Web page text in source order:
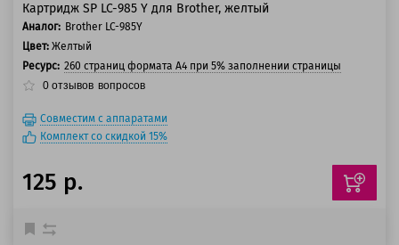
Картридж SP LC-985 Y для Brother, желтый
Аналог: Brother LC-985Y
Цвет: Желтый
Ресурс: 260 страниц формата А4 при 5% заполнении страницы
0 отзывов вопросов
Совместим с аппаратами
Комплект со скидкой 15%
125 р.